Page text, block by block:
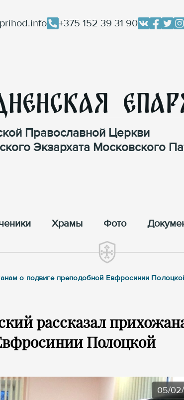
+375 152 39 31 90
Православной Церкви
Экзархата Московского
Храмы Фото
о подвиге преподобной Евфросинии
рассказал
Полоцкой
05/